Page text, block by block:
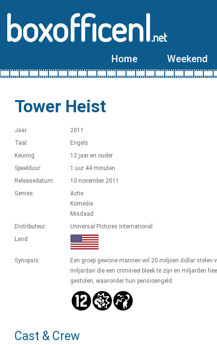
boxofficenl.net
Home Weekend
Tower Heist
Jaar:
2011
Taal:
Engels
Keuring:
12 jaar en ouder
Speelduur:
1 uur 44 minuten
Releasedatum:
10 november 2011
Genres:
Actie
Komedie
Misdaad
Distributeur:
Universal Pictures International
Land:
Synopsis:
Een groep gewone mannen wil 20 miljoen dollar stelen
miljardair die een crimineel bleek te zijn en miljarden
gestolen, waaronder hun pensioengeld.
Cast & Crew